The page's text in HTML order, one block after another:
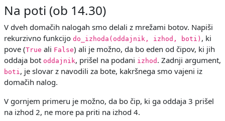
Na poti (ob 14.30)
V dveh domačih nalogah smo delali z mrežami botov. Napiši
rekurzivno funkcijo do_izhoda(oddajnik, izhod, boti) , ki
pove (True ali False) ali je možno, da bo eden od čipov, ki jih
oddaja bot oddajnik, prišel na podani izhod . Zadnji argument,
boti, je slovar z navodili za bote, kakršnega smo vajeni iz
domačih nalog.
V gornjem primeru je možno, da bo čip, ki ga oddaja 3 prišel
na izhod 2, ne more pa priti na izhod 4.